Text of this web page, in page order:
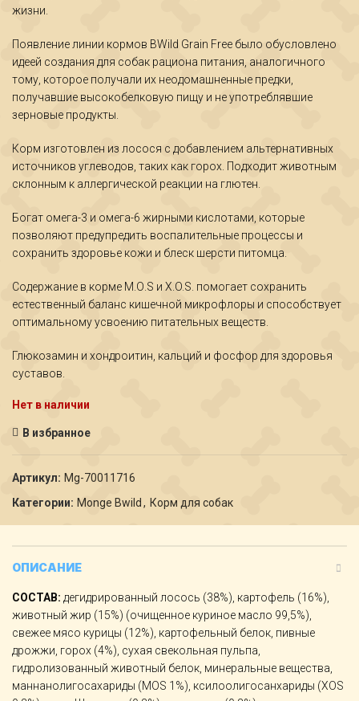
жизни.
Появление линии кормов BWild Grain Free было обусловлено
идеей создания для собак рациона питания, аналогичного
тому, которое получали их неодомашненные предки,
получавшие высокобелковую пищу и не употреблявшие
зерновые продукты.
Корм изготовлен из лосося с добавлением альтернативных
источников углеводов, таких как горох. Подходит животным
склонным к аллергической реакции на глютен.
Богат омега-3 и омега-6 жирными кислотами, которые
позволяют предупредить воспалительные процессы и
сохранить здоровье кожи и блеск шерсти питомца.
Содержание в корме М.О.S и X.O.S. помогает сохранить
естественный баланс кишечной микрофлоры и способствует
оптимальному усвоению питательных веществ.
Глюкозамин и хондроитин, кальций и фосфор для здоровья
суставов.
Нет в наличии
В избранное
Артикул: Мg-70011716
Категории: Monge Bwild , Корм для собак
ОПИСАНИЕ
СОСТАВ: дегидрированный лосось (38%), картофель (16%),
животный жир (15%) (очищенное куриное масло 99,5%),
свежее мясо курицы (12%), картофельный белок, пивные
дрожжи, горох (4%), сухая свекольная пульпа,
гидролизованный животный белок, минеральные вещества,
маннанолигосахариды (МOS 1%), ксилоолигосанхариды (ХОS